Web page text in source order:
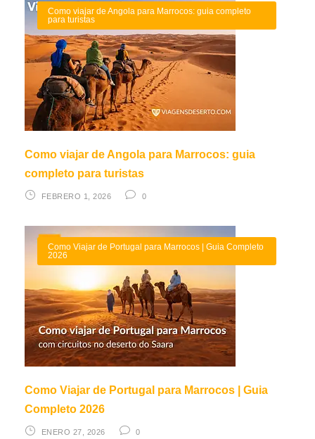
Como viajar de Angola para Marrocos: guia completo
para turistas
Como viajar de Angola para Marrocos: guia
completo para turistas
FEBRERO 1, 2026 0
Como Viajar de Portugal para Marrocos | Guia Completo
2026
Como Viajar de Portugal para Marrocos | Guia
Completo 2026
ENERO 27, 2026 0